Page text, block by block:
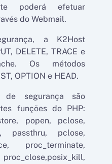
poderá efetuar
do Webmail.
a K2Host
DELETE, TRACE e
Os métodos
OPTION e HEAD.
segurança são
funções do PHP:
popen, pclose,
passthru, pclose,
proc_terminate,